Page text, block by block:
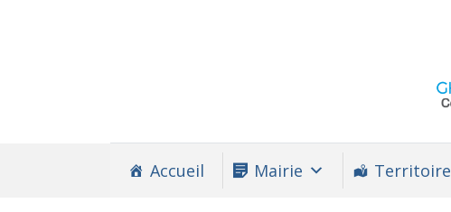
Accueil Mairie Territoire